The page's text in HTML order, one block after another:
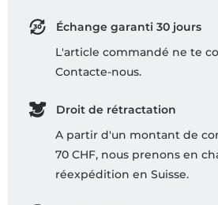
Échange garanti 30 jours
L'article commandé ne te
Contacte-nous.
Droit de rétractation
A partir d'un montant de
70 CHF, nous prenons en
réexpédition en Suisse.